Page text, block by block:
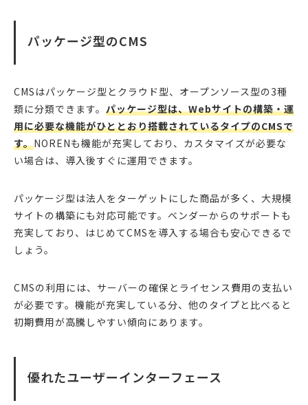
パッケージ型のCMS
CMSはパッケージ型とクラウド型、オープンソース型の3種
類に分類できます。 パッケージ型は、Webサイトの構築・運
用に必要な機能がひととおり搭載されているタイプのCMSで
す。NORENも機能が充実しており、カスタマイズが必要な
い場合は、導入後すぐに運用できます。
パッケージ型は法人をターゲットにした商品が多く、大規模
サイトの構築にも対応可能です。ベンダーからのサポートも
充実しており、はじめてCMSを導入する場合も安心できるで
しょう。
CMSの利用には、サーバーの確保とライセンス費用の支払い
が必要です。機能が充実している分、他のタイプと比べると
初期費用が高騰しやすい傾向にあります。
優れたユーザーインターフェース